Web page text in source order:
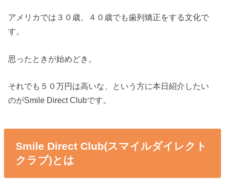
アメリカでは３０歳、４０歳でも歯列矯正をする文化で
す。
思ったときが始めどき。
それでも５０万円は高いな、という方に本日紹介したい
のがSmile Direct Clubです。
Smile Direct Club(スマイルダイレクト
クラブ)とは